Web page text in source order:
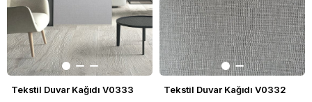
Tekstil Duvar Kağıdı V0333 Tekstil Duvar Kağıdı V0332